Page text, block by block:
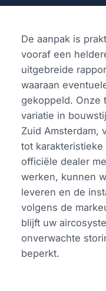
De aanpak is
vooraf een
uitgebreide
waaraan
gekoppeld. Onze
variatie in
Zuid Amsterdam,
tot
officiële dealer
werken, kunnen
leveren en de
volgens de
blijft uw
onverwachte
beperkt.